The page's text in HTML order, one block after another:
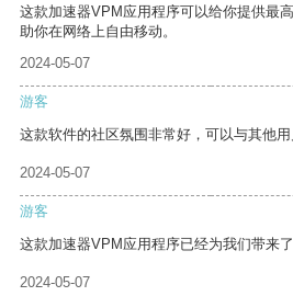
这款加速器VPM应用程序可以给你提供最
助你在网络上自由移动。
2024-05-07
游客
这款软件的社区氛围非常好，可以与其他用
2024-05-07
游客
这款加速器VPM应用程序已经为我们带来
2024-05-07